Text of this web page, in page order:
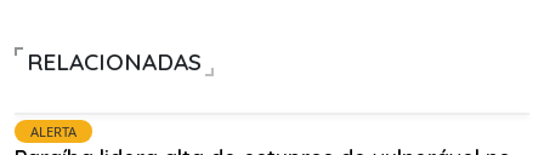
RELACIONADAS
ALERTA